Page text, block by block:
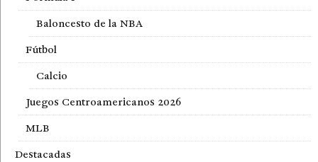
Baloncesto de la NBA
Fútbol
Calcio
Juegos Centroamericanos 2026
MLB
Destacadas